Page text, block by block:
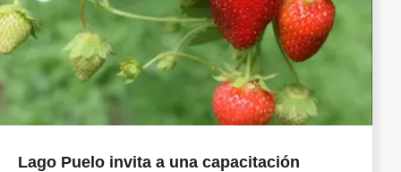
Lago Puelo invita a una capacitación